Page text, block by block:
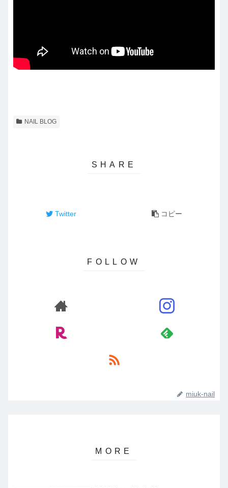
NAIL BLOG
Twitter コピー
miuk-nail